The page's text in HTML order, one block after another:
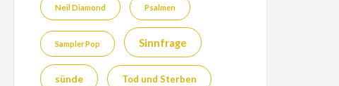
Neil Diamond Psalmen
Sampler Pop Sinnfrage
sünde Tod und Sterben